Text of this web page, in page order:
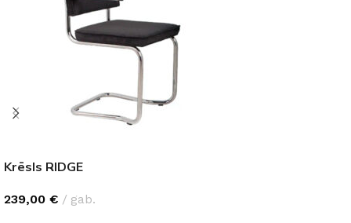
Krēsls RIDGE
239,00 € gab.